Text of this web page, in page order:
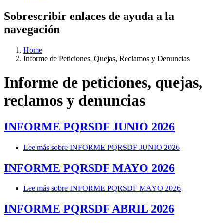
Sobrescribir enlaces de ayuda a la
navegación
Home
Informe de Peticiones, Quejas, Reclamos y Denuncias
Informe de peticiones, quejas,
reclamos y denuncias
INFORME PQRSDF JUNIO 2026
Lee más sobre INFORME PQRSDF JUNIO 2026
INFORME PQRSDF MAYO 2026
Lee más sobre INFORME PQRSDF MAYO 2026
INFORME PQRSDF ABRIL 2026